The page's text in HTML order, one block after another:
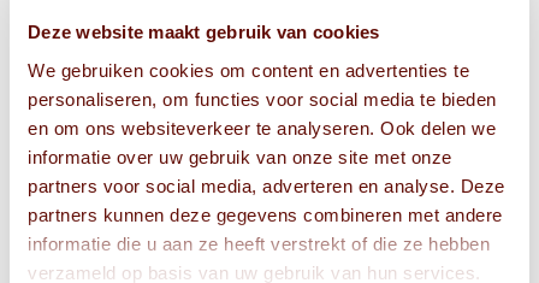
Deze website maakt gebruik van cookies
We gebruiken cookies om content en advertenties te
personaliseren, om functies voor social media te bieden
en om ons websiteverkeer te analyseren. Ook delen we
informatie over uw gebruik van onze site met onze
partners voor social media, adverteren en analyse. Deze
partners kunnen deze gegevens combineren met andere
informatie die u aan ze heeft verstrekt of die ze hebben
verzameld op basis van uw gebruik van hun services.